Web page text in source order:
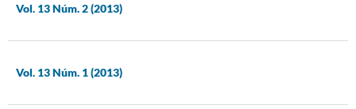
Vol. 13 Núm. 2 (2013)
Vol. 13 Núm. 1 (2013)